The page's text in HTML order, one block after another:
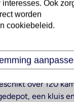
Milaan welkom.
over 120
een kluis
Ook
worden
cookiebeleid.